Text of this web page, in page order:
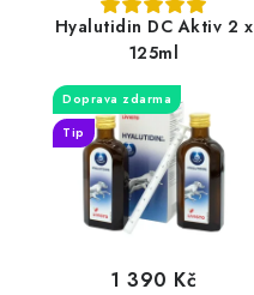
Hyalutidin DC Aktiv 2 x
125ml
Doprava zdarma
Tip
1 390 Kč